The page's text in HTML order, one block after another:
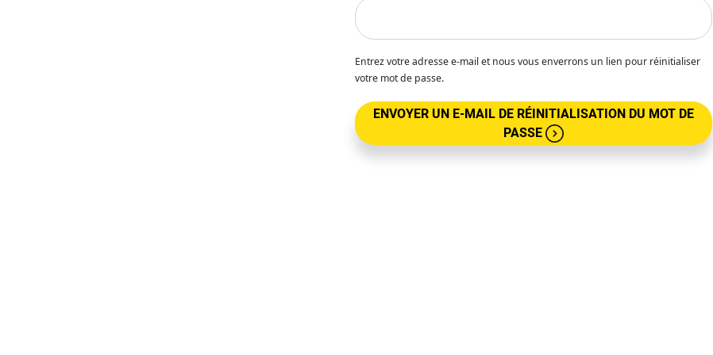
Entrez votre adresse e-mail et nous vous enverrons un lien pour réinitialiser
votre mot de passe.
ENVOYER UN E-MAIL DE RÉINITIALISATION DU MOT DE
PASSE